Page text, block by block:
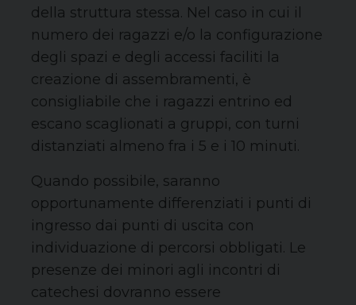
della struttura stessa. Nel caso in cui il
numero dei ragazzi e/o la configurazione
degli spazi e degli accessi faciliti la
creazione di assembramenti, è
consigliabile che i ragazzi entrino ed
escano scaglionati a gruppi, con turni
distanziati almeno fra i 5 e i 10 minuti.
Quando possibile, saranno
opportunamente differenziati i punti di
ingresso dai punti di uscita con
individuazione di percorsi obbligati. Le
presenze dei minori agli incontri di
catechesi dovranno essere